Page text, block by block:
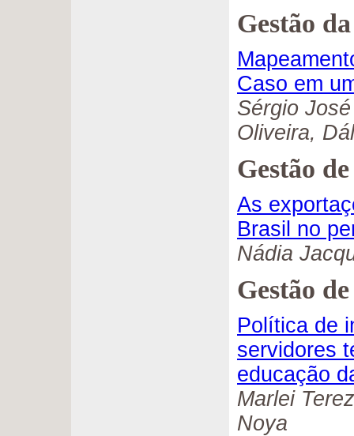
Gestão
Caso em
Sérgio
Oliveira,
Gestão
As
Brasil no
Nádia
Gestão de
Política de
servidores
educação
Marlei
Noya